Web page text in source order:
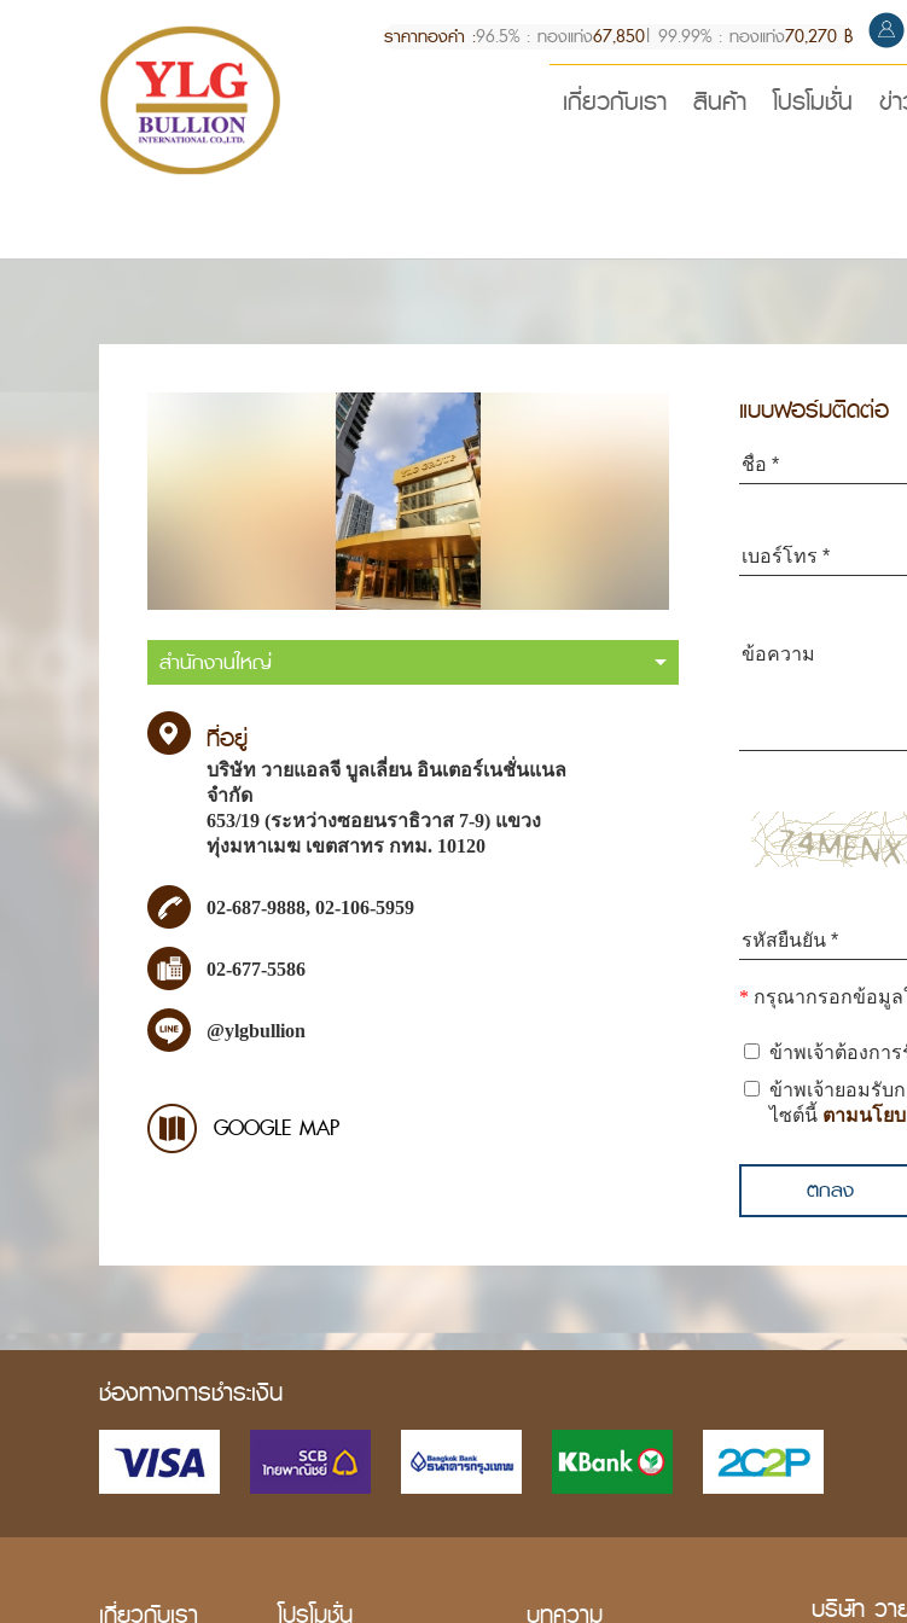
ราคาทองคำ :96.5% : ทองแท่ง67,850| 99.99% : ทองแท่ง70,270 ฿
เกี่ยวกับเรา สินค้า โปรโมชั่น ข่
ที่อยู่
บริษัท วายแอลจี บูลเลี่ยน อินเตอร์เนชั่นแนล
จำกัด
653/19 (ระหว่างซอยนราธิวาส 7-9) แขวง
ทุ่งมหาเมฆ เขตสาทร กทม. 10120
02-687-9888, 02-106-5959
02-677-5586
@ylgbullion
GOOGLE MAP
แบบฟอร์มติดต่อ
* กรุณากรอกข้อมู
ข้าพเจ้าต้องกา
ข้าพเจ้ายอมรับ
ไซต์นี้ ตามนโย
ช่องทางการชำระเงิน
เกี่ยวกับเรา โปรโมชั่น บทความ บริษัท วา